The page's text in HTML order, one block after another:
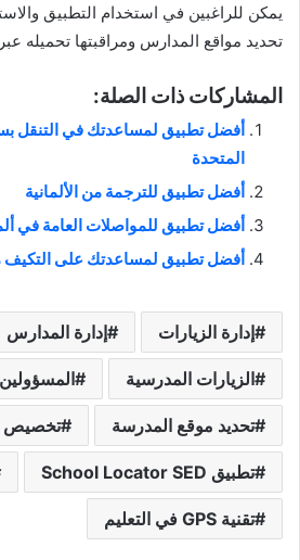
يمكن للراغبين في استخدام التطبيق
تحديد مواقع المدارس ومراقبتها تحميله
المشاركات ذات الصلة:
أفضل تطبيق لمساعدتك في التنقل
المتحدة
أفضل تطبيق للترجمة من الألمانية
أفضل تطبيق للمواصلات العامة في
أفضل تطبيق لمساعدتك على التكيف
إدارة الزيارات إدارة المدارس
الزيارات المدرسية المسؤولين
تحديد موقع المدرسة تخصيص
تطبيق School Locator SED
تقنية GPS في التعليم